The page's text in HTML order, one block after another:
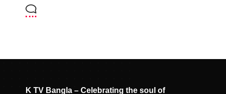
K TV Bangla – Celebrating the soul of